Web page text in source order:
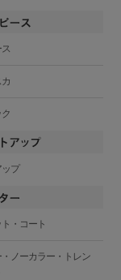
プ
・コート
ノーカラー・トレン